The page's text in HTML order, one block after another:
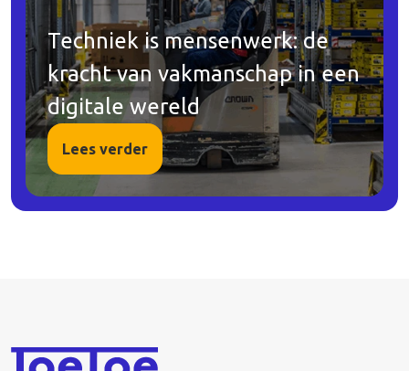
Techniek is mensenwerk: de
kracht van vakmanschap in een
digitale wereld
Lees verder